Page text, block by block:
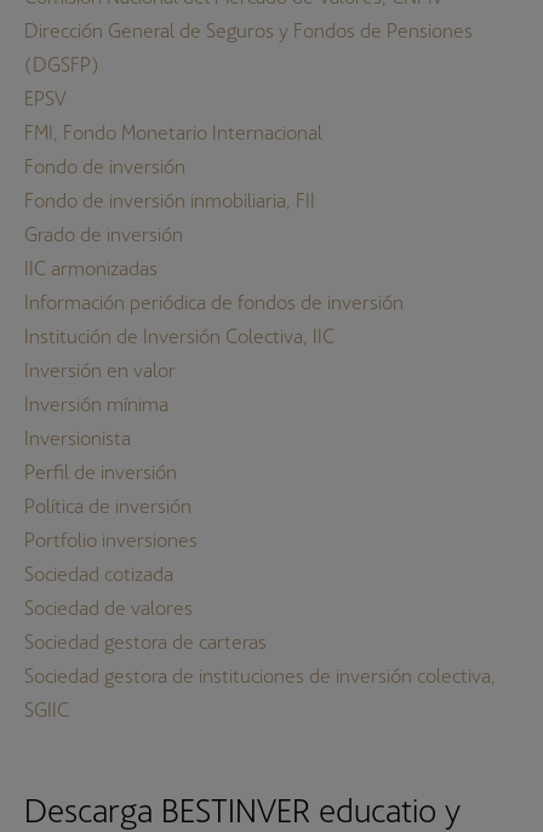
Dirección General de Seguros y Fondos de Pensiones
(DGSFP)
EPSV
FMI, Fondo Monetario Internacional
Fondo de inversión
Fondo de inversión inmobiliaria, FII
Grado de inversión
IIC armonizadas
Información periódica de fondos de inversión
Institución de Inversión Colectiva, IIC
Inversión en valor
Inversión mínima
Inversionista
Perfil de inversión
Política de inversión
Portfolio inversiones
Sociedad cotizada
Sociedad de valores
Sociedad gestora de carteras
Sociedad gestora de instituciones de inversión colectiva,
SGIIC
Descarga BESTINVER educatio y